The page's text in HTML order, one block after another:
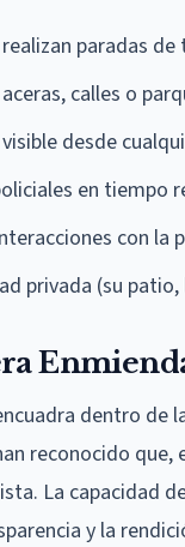
paradas
calles o
desde
en tiempo
con
privada (su
dentro
reconocido
La capacidad
y la